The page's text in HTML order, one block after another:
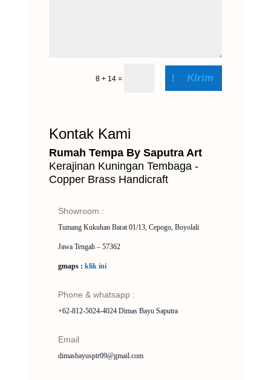
8 + 14 = Kirim
Kontak Kami
Rumah Tempa By Saputra Art
Kerajinan Kuningan Tembaga -
Copper Brass Handicraft
Showroom :
Tumang Kukuhan Barat 01/13, Cepogo, Boyolali
Jawa Tengah – 57362
gmaps : klik ini
Phone & whatsapp :
+62-812-5024-4024 Dimas Bayu Saputra
Email
dimasbayusptr09@gmail.com